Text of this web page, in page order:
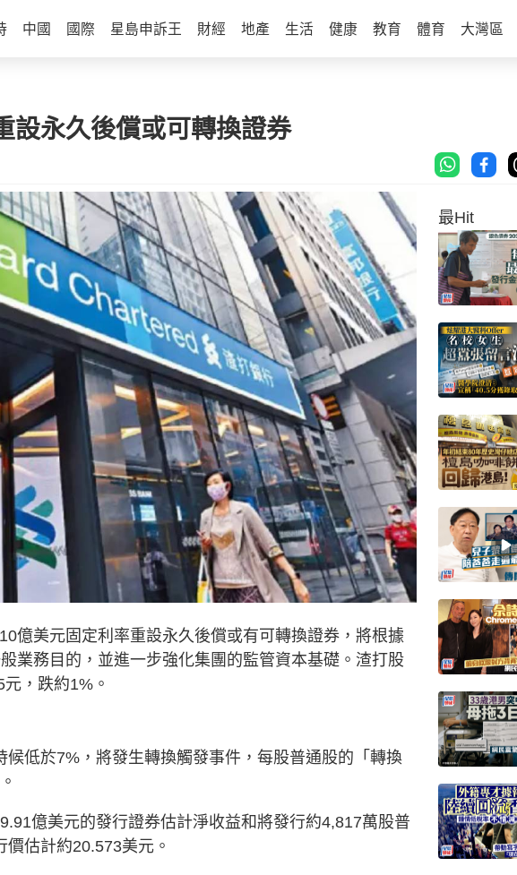
中國 國際 星島申訴王 財經 地產 生活 健康 教育 體育 大灣區
設永久後償或可轉換證券
億美元固定利率重設永久後償或有可轉換證券，將根據
業務目的，並進一步強化集團的監管資本基礎。渣打股
，跌約1%。
低於7%，將發生轉換觸發事件，每股普通股的「轉換
億美元的發行證券估計淨收益和將發行約4,817萬股普
估計約20.573美元。
最Hit